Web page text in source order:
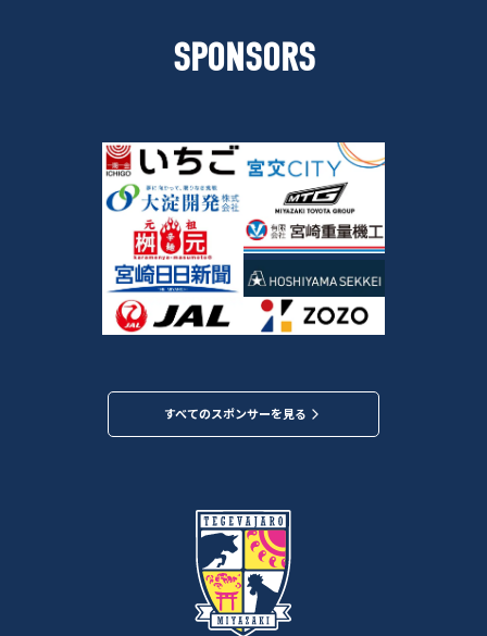
SPONSORS
すべてのスポンサーを見る